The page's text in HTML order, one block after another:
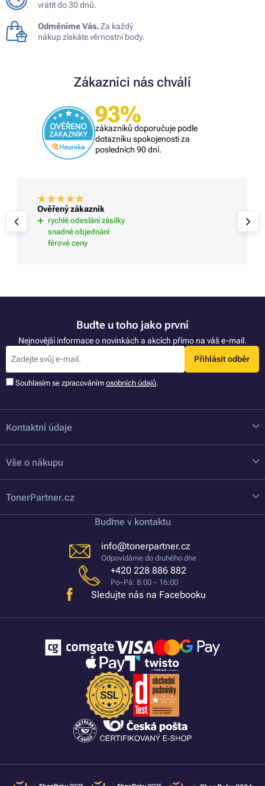
vrátit do 30 dnů.
Odměníme Vás.Za každý
nákup získáte věrnostní body.
Zákazníci nás chválí
93%
zákazníků doporučuje podle
dotazníku spokojenosti za
posledních 90 dní.
Ověřený zákazník
rychlé odeslání zásilky
snadné objednání
férové ceny
Buďte u toho jako první
Nejnovější informace o novinkách a akcích přímo na váš e-mail.
Přihlásit odběr
Souhlasím se zpracováním osobních údajů.
Kontaktní údaje
Vše o nákupu
TonerPartner.cz
Buďme v kontaktu
info@tonerpartner.cz
Odpovídáme do druhého dne
+420 228 886 882
Po–Pá: 8:00 – 16:00
Sledujte nás na Facebooku